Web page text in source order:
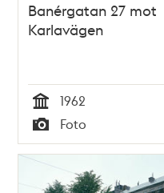
Banérgatan 27 mot
Karlavägen
Tid
1962
Typ
Foto